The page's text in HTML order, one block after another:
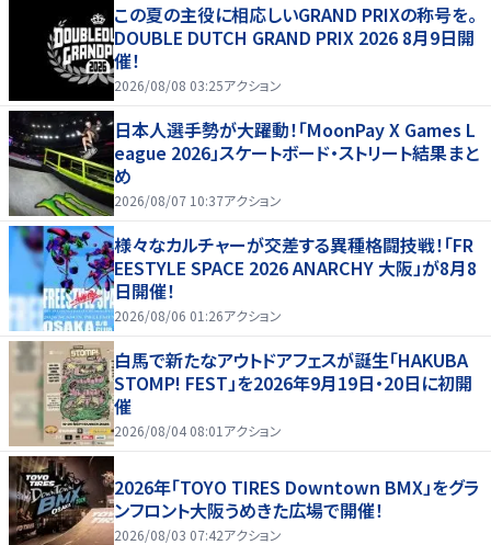
この夏の主役に相応しいGRAND PRIXの称号を。
DOUBLE DUTCH GRAND PRIX 2026 8月9日開
催！
2026/08/08 03:25アクション
日本人選手勢が大躍動！「MoonPay X Games L
eague 2026」スケートボード・ストリート結果まと
め
2026/08/07 10:37アクション
様々なカルチャーが交差する異種格闘技戦！「FR
EESTYLE SPACE 2026 ANARCHY 大阪」が8月8
日開催！
2026/08/06 01:26アクション
白馬で新たなアウトドアフェスが誕生「HAKUBA
STOMP! FEST」を2026年9月19日・20日に初開
催
2026/08/04 08:01 アクション
2026年「TOYO TIRES Downtown BMX」をグラ
ンフロント大阪うめきた広場で開催！
2026/08/03 07:42アクション